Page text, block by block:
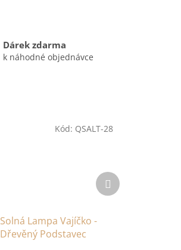
Dárek zdarma
k náhodné objednávce
Solná Lampa Vajíčko -
Dřevěný Podstavec
Kód: QSALT-28
Další
produkt